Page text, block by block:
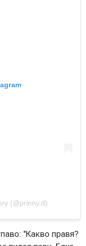
(@prinny.d)
"Какво правя?